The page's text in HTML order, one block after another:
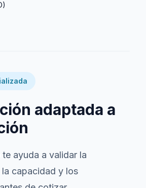
adaptada a
ayuda a validar la
capacidad y los